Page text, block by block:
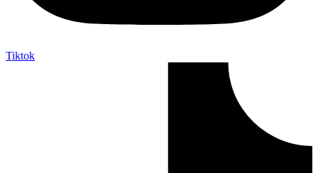
Tiktok